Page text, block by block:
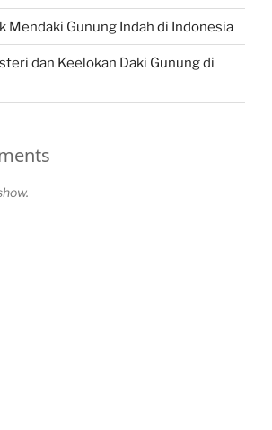
Mendaki Gunung Indah di Indonesia
dan Keelokan Daki Gunung di